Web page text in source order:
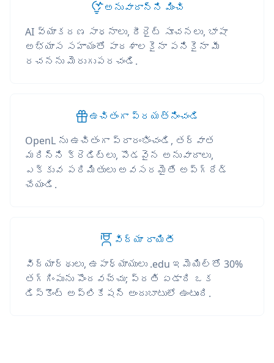
అనువాదాన్ని మించి
AI వ్యాకరణ సాధనాలు, రీరైట్ సూచనలు, భాషా
అభ్యాస సహాయంతో పాఠశాలకైనా పనికైనా మీ
రచనను మెరుగుపరచండి.
ఉచితంగా ప్రయత్నించండి
OpenL ను ఉచితంగా ప్రారంభించండి, తర్వాత
మరిన్ని క్రెడిట్లు, పొడవైన అనువాదాలు,
ఎక్కువ పరిమితులు అవసరమైతే అప్‌గ్రేడ్
చేయండి.
విద్యా రాయితీ
విద్యార్థులు, ఉపాధ్యాయులు .edu ఇమెయిల్‌తో 30%
తగ్గింపును పొందవచ్చు; ప్రతి ఏడాది ఒక
డిస్కౌంట్ అప్లికేషన్ అందుబాటులో ఉంటుంది.